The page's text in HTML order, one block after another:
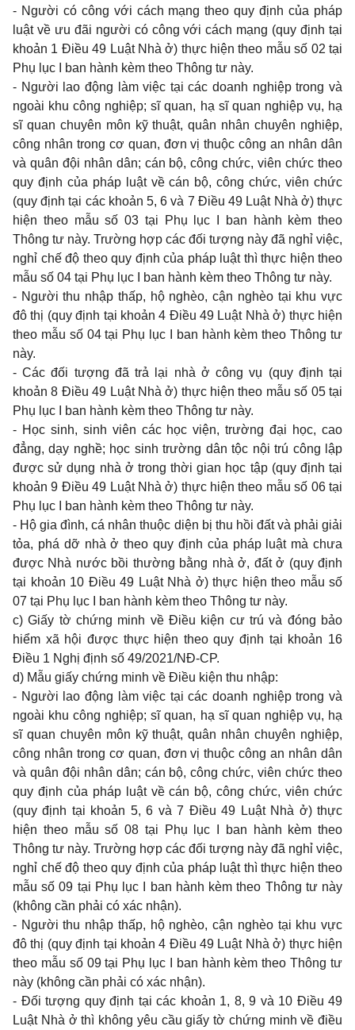
- Người có công với cách mạng theo quy định của pháp
luật về ưu đãi người có công với cách mạng (quy định tại
khoản 1 Điều 49 Luật Nhà ở) thực hiện theo mẫu số 02 tại
Phụ lục I
ban hành kèm theo Thông tư này.
- Người lao động làm việc tại các doanh nghiệp trong và
ngoài khu công nghiệp; sĩ quan, hạ sĩ quan nghiệp vụ, hạ
sĩ quan chuyên môn kỹthuật, quân nhân chuyên nghiệp,
công nhân trong cơ quan, đơn vị thuộc công an nhân dân
và quân đội nhân dân; cán bộ, công chức, viên chức theo
quy định của pháp luật về cán bộ, công chức, viên chức
(quy định tại các khoản 5, 6 và 7 Điều 49 Luật Nhà ở) thực
hiện theo mẫu số 03 tại Phụ lục I
ban hành kèm theo
Thông tư này. Trường hợp các đối tượng này đã nghỉ việc,
nghỉ chế độ theo quy định của pháp luật thì thực hiện theo
mẫu số 04 tại Phụ lục I
ban hành kèm theo Thông tư này.
- Người thu nhập thấp, hộ nghèo, cận nghèo tại khu vực
đô thị (quy định tại khoản 4 Điều 49 Luật Nhà ở) thực hiện
theo mẫu số 04 tại Phụ lục I
ban hành kèm theo Thông tư
này.
- Các đối tượng đã trả lại nhà ở công vụ (quy định tại
khoản 8 Điều 49 Luật Nhà ở) thực hiện theo mẫu số 05 tại
Phụ lục I
ban hành kèm theo Thông tư này.
- Học sinh, sinh viên các học viện, trường đại học, cao
đẳng, dạy nghề; học sinh trường dân tộc nội trú công lập
được sử dụng nhà ở trong thời gian học tập (quy định tại
khoản 9 Điều 49 Luật Nhà ở) thực hiện theo mẫu số 06 tại
Phụ lục I
ban hành kèm theo Thông tư này.
- Hộ gia đình, cá nhân thuộc diện bị thu hồi đất và phải giải
tỏa, phá dỡ nhà ở theo quy định của pháp luật mà chưa
được Nhà nước bồi thường bằng nhà ở, đất ở (quy định
tại khoản 10 Điều 49 Luật Nhà ở) thực hiện theo mẫu số
07 tại Phụ lục I
ban hành kèm theo Thông tư này.
c) Giấy tờ chứng minh về Điều kiện cư trú và đóng bảo
hiểm xã hội được thực hiện theo quy định tại khoản 16
Điều 1 Nghị định số 49/2021/NĐ-CP.
d) Mẫu giấy chứng minh về Điều kiện thu nhập:
- Người lao động làm việc tại các doanh nghiệp trong và
ngoài khu công nghiệp; sĩ quan, hạ sĩ quan nghiệp vụ, hạ
sĩ quan chuyên môn kỹthuật, quân nhân chuyên nghiệp,
công nhân trong cơ quan, đơn vị thuộc công an nhân dân
và quân đội nhân dân; cán bộ, công chức, viên chức theo
quy định của pháp luật về cán bộ, công chức, viên chức
(quy định tại khoản 5, 6 và 7 Điều 49 Luật Nhà ở) thực
hiện theo mẫu số 08 tại Phụ lục I
ban hành kèm theo
Thông tư này. Trường hợp các đối tượng này đã nghỉ việc,
nghỉ chế độ theo quy định của pháp luật thì thực hiện theo
mẫu số 09 tại Phụ lục I
ban hành kèm theo Thông tư này
(không cần phải có xác nhận).
- Người thu nhập thấp, hộ nghèo, cận nghèo tại khu vực
đô thị (quy định tại khoản 4 Điều 49 Luật Nhà ở) thực hiện
theo mẫu số 09 tại Phụ lục I
ban hành kèm theo Thông tư
này (không cần phải có xác nhận).
- Đối tượng quy định tại các khoản 1, 8, 9 và 10 Điều 49
Luật Nhà ở thì không yêu cầu giấy tờ chứng minh về điều